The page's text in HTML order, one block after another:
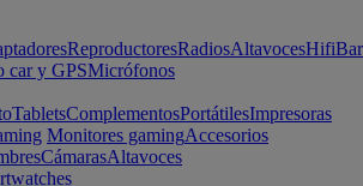
ReproductoresRadiosAltavocesHifi
car y GPSMicrófonos
TabletsComplementosPortátilesImpresoras
Monitores gamingAccesorios
CámarasAltavoces